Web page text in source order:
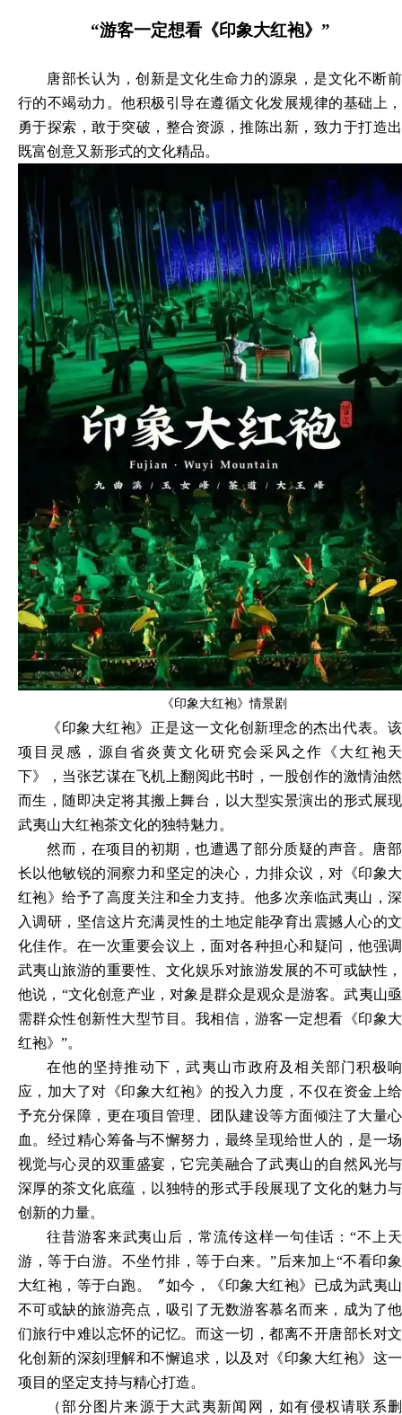
“游客一定想看《印象大红袍》”
唐部长认为，创新是文化生命力的源泉，是文化不断前
行的不竭动力。他积极引导在遵循文化发展规律的基础上，
勇于探索，敢于突破，整合资源，推陈出新，致力于打造出
既富创意又新形式的文化精品。
《印象大红袍》情景剧
《印象大红袍》正是这一文化创新理念的杰出代表。该
项目灵感，源自省炎黄文化研究会采风之作《大红袍天
下》，当张艺谋在飞机上翻阅此书时，一股创作的激情油然
而生，随即决定将其搬上舞台，以大型实景演出的形式展现
武夷山大红袍茶文化的独特魅力。
然而，在项目的初期，也遭遇了部分质疑的声音。唐部
长以他敏锐的洞察力和坚定的决心，力排众议，对《印象大
红袍》给予了高度关注和全力支持。他多次亲临武夷山，深
入调研，坚信这片充满灵性的土地定能孕育出震撼人心的文
化佳作。在一次重要会议上，面对各种担心和疑问，他强调
武夷山旅游的重要性、文化娱乐对旅游发展的不可或缺性，
他说， “文化创意产业，对象是群众是观众是游客。武夷山亟
需群众性创新性大型节目。我相信，游客一定想看《印象大
红袍》”。
在他的坚持推动下，武夷山市政府及相关部门积极响
应，加大了对《印象大红袍》的投入力度，不仅在资金上给
予充分保障，更在项目管理、团队建设等方面倾注了大量心
血。经过精心筹备与不懈努力，最终呈现给世人的，是一场
视觉与心灵的双重盛宴，它完美融合了武夷山的自然风光与
深厚的茶文化底蕴，以独特的形式手段展现了文化的魅力与
创新的力量。
往昔游客来武夷山 后 ，常流传这样一句佳话：“不上天
游，等于白游。不坐竹排，等于白来。”后来加上“不看印象
大红袍，等于白跑。〞如今，《印象大红袍》已成为武夷山
不可或缺的旅游亮点，吸引了无数游客慕名而来，成为了他
们旅行中难以忘怀的记忆。而这一切，都离不开唐部长对文
化创新的深刻理解和不懈追求，以及对《印象大红袍》这一
项目的坚定支持与精心打造。
（部分图片来源于大武夷新闻网，如有侵权请联系删